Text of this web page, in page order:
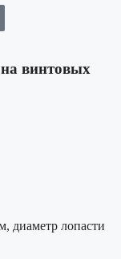
винтовых
диаметр лопасти